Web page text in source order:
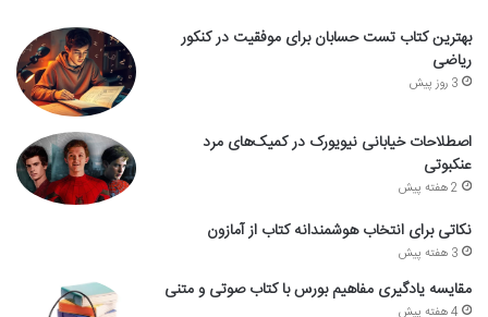
بهترین کتاب تست حسابان برای موفقیت در کنکور
ریاضی
3 روز پیش
اصطلاحات خیابانی نیویورک در کمیک‌های مرد
عنکبوتی
2 هفته پیش
نکاتی برای انتخاب هوشمندانه کتاب از آمازون
3 هفته پیش
مقایسه یادگیری مفاهیم بورس با کتاب صوتی و متنی
4 هفته پیش